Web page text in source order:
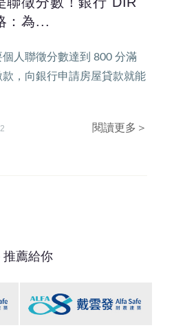
：為...
人聯徵分數達到 800 分滿
，向銀行申請房屋貸款就能
閱讀更多＞
推薦給你